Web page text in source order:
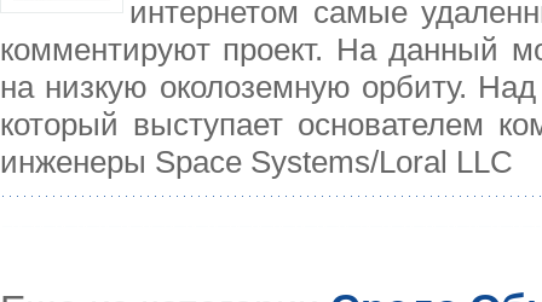
интернетом самые
комментируют проект. На данный
на низкую околоземную орбиту.
который выступает основателем
инженеры Space Systems/Loral LLC